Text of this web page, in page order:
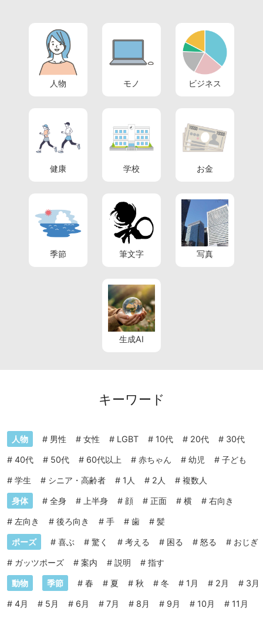
人物 モノ ビジネス
健康 学校 お金
季節 筆文字 写真
生成AI
キーワード
人物 # 男性 # 女性 # LGBT # 10代 # 20代 # 30代
# 40代 # 50代 # 60代以上 # 赤ちゃん # 幼児 # 子ども
# 学生 # シニア・高齢者 # 1人 # 2人 # 複数人
身体 # 全身 # 上半身 # 顔 # 正面 # 横 # 右向き
# 左向き # 後ろ向き # 手 # 歯 # 髪
ポーズ # 喜ぶ # 驚く # 考える # 困る # 怒る # おじぎ
# ガッツポーズ # 案内 # 説明 # 指す
動物 季節 # 春 # 夏 # 秋 # 冬 # 1月 # 2月 # 3月
# 4月 # 5月 # 6月 # 7月 # 8月 # 9月 # 10月 # 11月